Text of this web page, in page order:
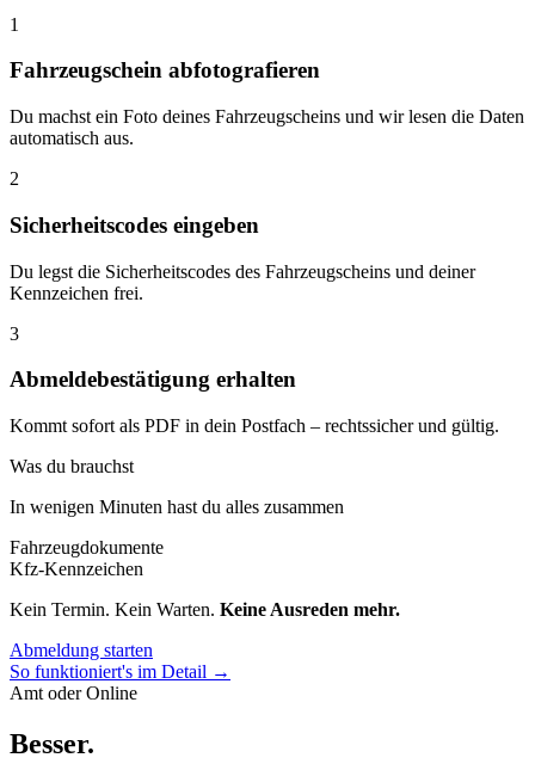
1
Fahrzeugschein abfotografieren
Du machst ein Foto deines Fahrzeugscheins und wir lesen die Daten
automatisch aus.
2
Sicherheitscodes eingeben
Du legst die Sicherheitscodes des Fahrzeugscheins und deiner
Kennzeichen frei.
3
Abmeldebestätigung erhalten
Kommt sofort als PDF in dein Postfach – rechtssicher und gültig.
Was du brauchst
In wenigen Minuten hast du alles zusammen
Fahrzeugdokumente
Kfz-Kennzeichen
Kein Termin. Kein Warten. Keine Ausreden mehr.
Abmeldung starten
So funktioniert's im Detail →
Amt oder Online
Besser.